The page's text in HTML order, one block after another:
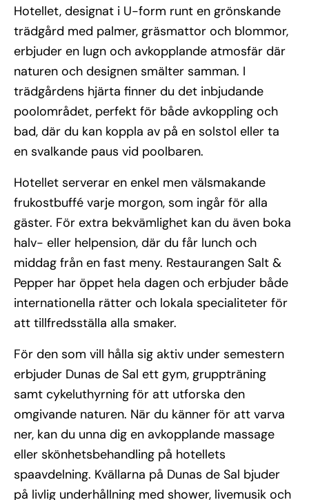
Hotellet, designat i U-form runt en grönskande
trädgård med palmer, gräsmattor och blommor,
erbjuder en lugn och avkopplande atmosfär där
naturen och designen smälter samman. I
trädgårdens hjärta finner du det inbjudande
poolområdet, perfekt för både avkoppling och
bad, där du kan koppla av på en solstol eller ta
en svalkande paus vid poolbaren.
Hotellet serverar en enkel men välsmakande
frukostbuffé varje morgon, som ingår för alla
gäster. För extra bekvämlighet kan du även boka
halv- eller helpension, där du får lunch och
middag från en fast meny. Restaurangen Salt &
Pepper har öppet hela dagen och erbjuder både
internationella rätter och lokala specialiteter för
att tillfredsställa alla smaker.
För den som vill hålla sig aktiv under semestern
erbjuder Dunas de Sal ett gym, gruppträning
samt cykeluthyrning för att utforska den
omgivande naturen. När du känner för att varva
ner, kan du unna dig en avkopplande massage
eller skönhetsbehandling på hotellets
spaavdelning. Kvällarna på Dunas de Sal bjuder
på livlig underhållning med shower, livemusik och